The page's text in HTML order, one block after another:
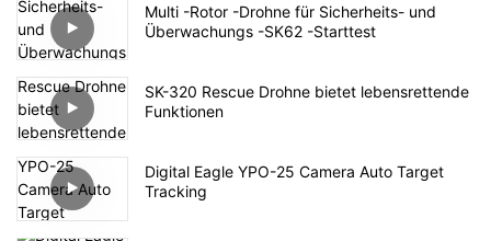
Multi -Rotor -Drohne für Sicherheits- und
Überwachungs -SK62 -Starttest
SK-320 Rescue Drohne bietet lebensrettende
Funktionen
Digital Eagle YPO-25 Camera Auto Target
Tracking